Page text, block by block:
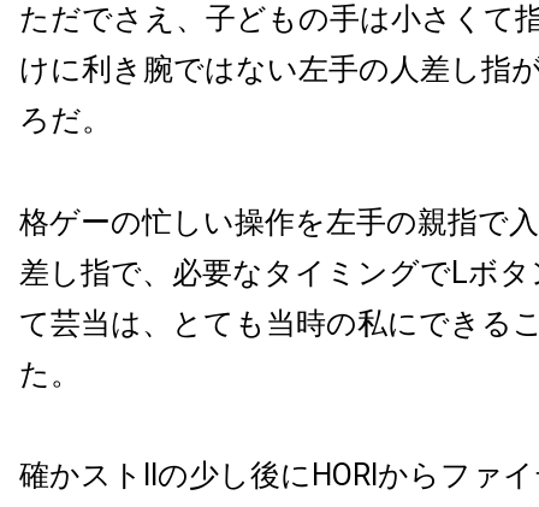
ただでさえ、子どもの手は小さくて
けに利き腕ではない左手の人差し指
ろだ。
格ゲーの忙しい操作を左手の親指で
差し指で、必要なタイミングでLボ
て芸当は、とても当時の私にできる
た。
確かストIIの少し後にHORIからファ